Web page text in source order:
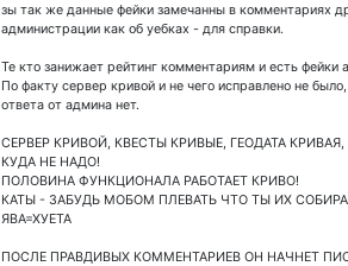
зы так же данные фейки замечанны в комментариях
администрации как об уебках - для справки.
Те кто занижает рейтинг комментариям и есть
По факту сервер кривой и не чего исправлено не
ответа от админа нет.
СЕРВЕР КРИВОЙ, КВЕСТЫ КРИВЫЕ, ГЕОДАТА
КУДА НЕ НАДО!
ПОЛОВИНА ФУНКЦИОНАЛА РАБОТАЕТ КРИВО!
КАТЫ - ЗАБУДЬ МОБОМ ПЛЕВАТЬ ЧТО ТЫ ИХ
ЯВА=ХУЕТА
ПОСЛЕ ПРАВДИВЫХ КОММЕНТАРИЕВ ОН НАЧНЕТ